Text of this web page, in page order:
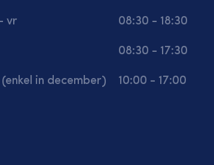
vr
08:30 - 18:30
08:30 - 17:30
in december)
10:00 - 17:00